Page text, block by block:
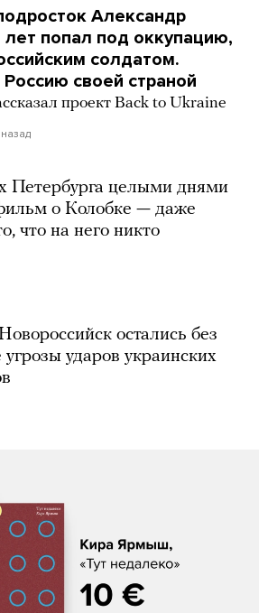
Александр
лет попал под оккупацию,
солдатом.
своей страной
проект Back to Ukraine
Петербурга целыми днями
о Колобке — даже
что на него никто
остались без
ударов украинских